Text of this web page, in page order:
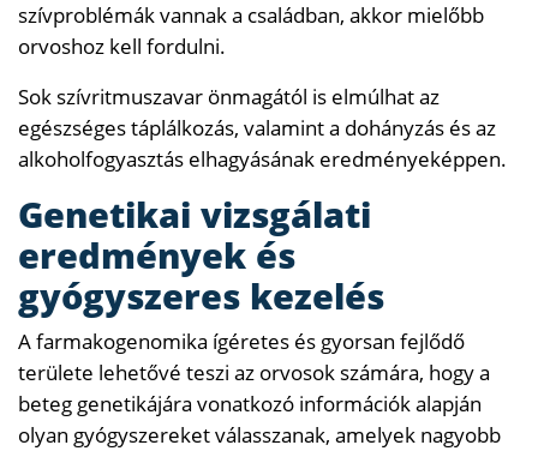
szívproblémák vannak a családban, akkor mielőbb
orvoshoz kell fordulni.
Sok szívritmuszavar önmagától is elmúlhat az
egészséges táplálkozás, valamint a dohányzás és az
alkoholfogyasztás elhagyásának eredményeképpen.
Genetikai vizsgálati
eredmények és
gyógyszeres kezelés
A farmakogenomika ígéretes és gyorsan fejlődő
területe lehetővé teszi az orvosok számára, hogy a
beteg genetikájára vonatkozó információk alapján
olyan gyógyszereket válasszanak, amelyek nagyobb